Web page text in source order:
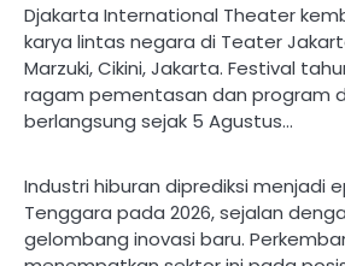
Djakarta International Theater
karya lintas negara di Teater
Marzuki, Cikini, Jakarta. Festival
ragam pementasan dan program
berlangsung sejak 5 Agustus…
Industri hiburan diprediksi menjadi
Tenggara pada 2026, sejalan
gelombang inovasi baru.